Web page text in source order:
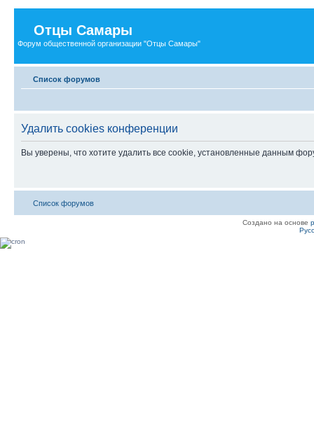
Отцы Самары
Форум общественной организации "Отцы Самары"
Список форумов
Удалить cookies конференции
Вы уверены, что хотите удалить все cookie, установленные данным
Список форумов
Создано на основе